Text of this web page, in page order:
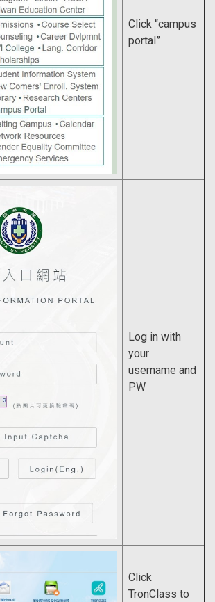
Click “campus
portal”
Log in with
your
username and
PW
Click
TronClass to